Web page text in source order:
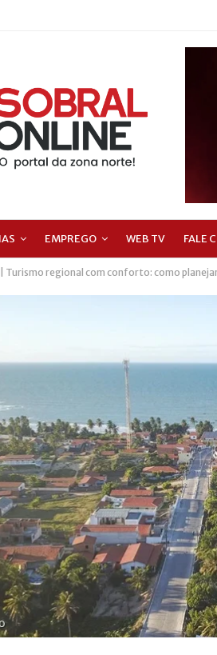
EMPREGO WEB TV FALE
| Turismo regional com conforto: como